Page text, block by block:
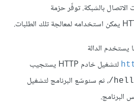
الاتصال بالشبكة. توفّر حزمة
الدالة
لتشغيل خادم HTTP يستجيب
، ثم سنوسّع البرنامج لتشغيل